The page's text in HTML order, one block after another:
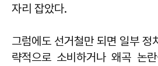
자리 잡았다.
그럼에도 선거철만 되면 일부 정
략적으로 소비하거나 왜곡 논